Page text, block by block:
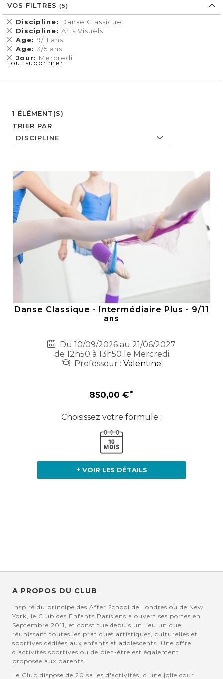
1 ÉLÉMENT(S)
TRIER PAR
Danse Classique - Intermédiaire Plus - 9/11
ans
Du 10/09/2026 au 21/06/2027
de 12h50 à 13h50 le Mercredi
Professeur : Valentine
850,00 €
Choisissez votre formule :
+ VOIR LES DÉTAILS
VOS FILTRES
Discipline Danse Classique
Supprimer
cet
Élément
Discipline Arts Visuels
Supprimer
cet
Élément
Age 9/11 ans
Supprimer
cet
Élément
Age 3/5 ans
Supprimer
cet
Élément
Jour Mercredi
Supprimer
cet
Tout supprimer
A PROPOS DU CLUB
Inspiré du principe des After School de Londres ou de New
York, le Club des Enfants Parisiens a ouvert ses portes en
Septembre 2011, et constitue depuis un lieu unique,
réunissant toutes les pratiques artistiques, culturelles et
sportives dédiées aux enfants et adolescents. Une offre
d'activités sportives ou de bien-être est également
proposée aux parents.
Le Club dispose de 20 salles d'activités, d'une jolie cour